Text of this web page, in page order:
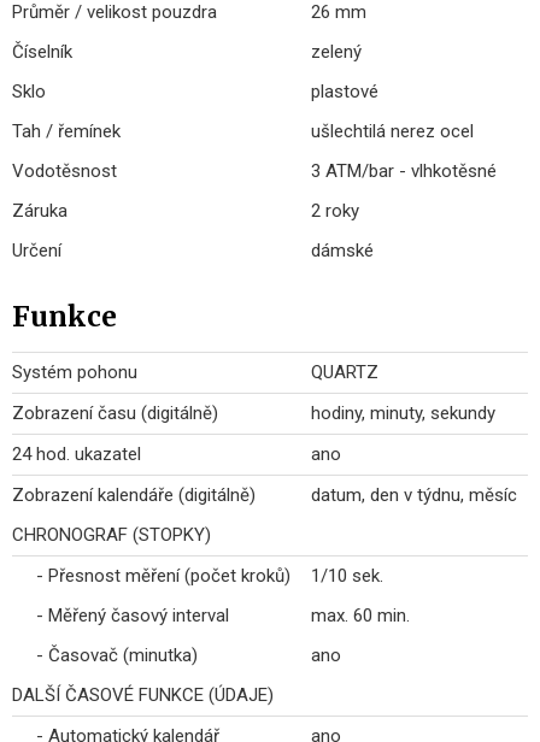
Průměr / velikost pouzdra
26 mm
Číselník
zelený
Sklo
plastové
Tah / řemínek
ušlechtilá nerez ocel
Vodotěsnost
3 ATM/bar - vlhkotěsné
Záruka
2 roky
Určení
dámské
Funkce
Systém pohonu
QUARTZ
Zobrazení času (digitálně)
hodiny, minuty, sekundy
24 hod. ukazatel
ano
Zobrazení kalendáře (digitálně)
datum, den v týdnu, měsíc
CHRONOGRAF (STOPKY)
- Přesnost měření (počet kroků)
1/10 sek.
- Měřený časový interval
max. 60 min.
- Časovač (minutka)
ano
DALŠÍ ČASOVÉ FUNKCE (ÚDAJE)
- Automatický kalendář
ano